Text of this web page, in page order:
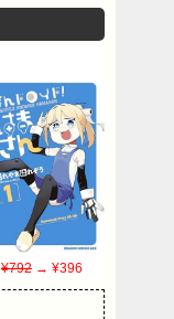
¥792→ ¥396